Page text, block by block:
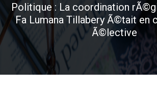
Politique : La coordination
Fa Lumana Tillabery Ã©tait en
Ã©lective